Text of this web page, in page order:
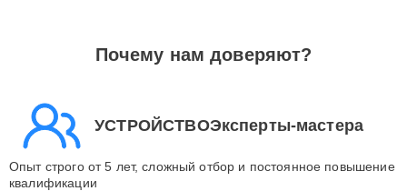
Почему нам доверяют?
УСТРОЙСТВОЭксперты-мастера
Опыт строго от 5 лет, сложный отбор и постоянное повышение
квалификации